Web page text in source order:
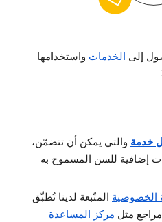
إلى الخدمات واستخدامها
خدمة والتي يمكن أن تتضمّن،
إضافية للسن المسموح به
الخصوصية المتّبعة لدينا تُطبَّق
مثل مركز المساعدة